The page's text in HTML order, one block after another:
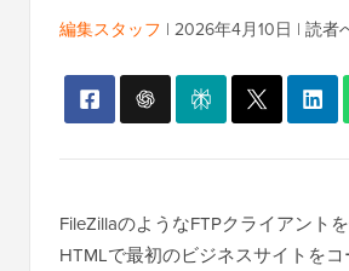
編集スタッフ | 2026年4月10日 | 読者
FileZillaのようなFTPクライアント
HTMLで最初のビジネスサイトを